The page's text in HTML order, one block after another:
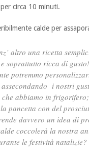
circa 10 minuti.
calde per
altro una ricetta
soprattutto ricca di gusto!
potremmo
i nostri
abbiamo in
pancetta con del
davvero un idea di
coccolerà la nostra
le festività natalizie?